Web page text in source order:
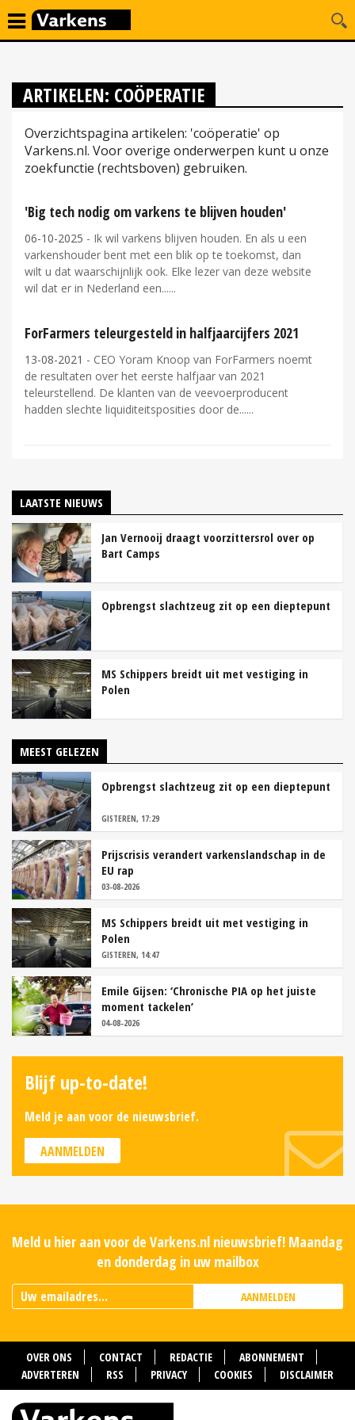
ARTIKELEN: COÖPERATIE
Overzichtspagina artikelen: 'coöperatie' op
Varkens.nl. Voor overige onderwerpen kunt u onze
zoekfunctie (rechtsboven) gebruiken.
'Big tech nodig om varkens te blijven houden'
06-10-2025 - Ik wil varkens blijven houden. En als u een
varkenshouder bent met een blik op te toekomst, dan
wilt u dat waarschijnlijk ook. Elke lezer van deze website
wil dat er in Nederland een...
ForFarmers teleurgesteld in halfjaarcijfers 2021
13-08-2021 - CEO Yoram Knoop van ForFarmers noemt
de resultaten over het eerste halfjaar van 2021
teleurstellend. De klanten van de veevoerproducent
hadden slechte liquiditeitsposities door de...
LAATSTE NIEUWS
Jan Vernooij draagt voorzittersrol over op
Bart Camps
Opbrengst slachtzeug zit op een dieptepunt
MS Schippers breidt uit met vestiging in
Polen
MEEST GELEZEN
Opbrengst slachtzeug zit op een dieptepunt
GISTEREN, 17:29
Prijscrisis verandert varkenslandschap in de
EU rap
03-08-2026
MS Schippers breidt uit met vestiging in
Polen
GISTEREN, 14:47
Emile Gijsen: ‘Chronische PIA op het juiste
moment tackelen’
04-08-2026
Blijf up-to-date!
Meld je aan voor de nieuwsbrief.
AANMELDEN
Meld u hier aan voor de Varkens.nl nieuwsbrief! Maandag
en donderdag in uw mailbox
AANMELDEN
OVER ONS CONTACT REDACTIE
ABONNEMENT
ADVERTEREN
RSS PRIVACY COOKIES DISCLAIMER